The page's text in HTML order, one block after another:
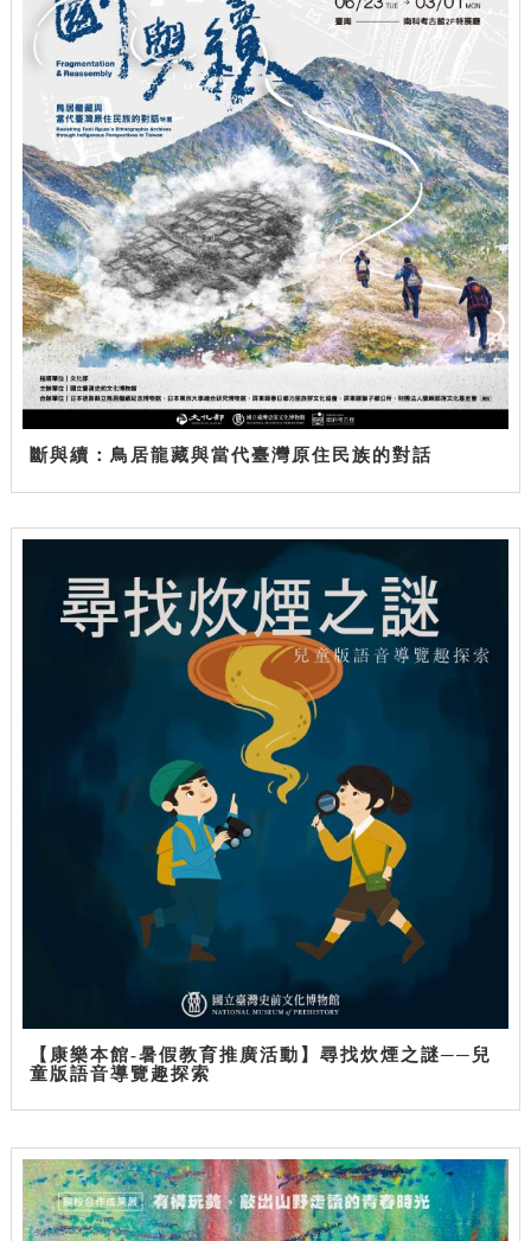
斷與續：鳥居龍藏與當代臺灣原住民族的對話
【康樂本館-暑假教育推廣活動】尋找炊煙之謎──兒
童版語音導覽趣探索